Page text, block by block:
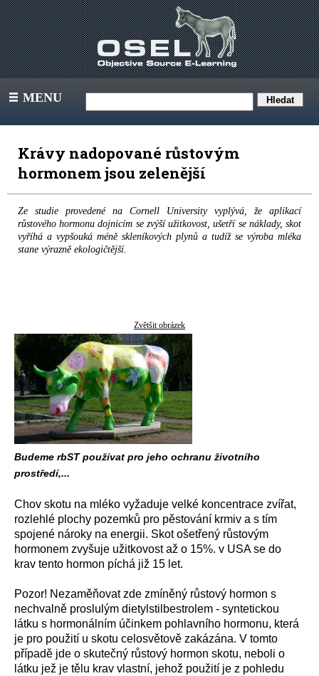
III MENU
Krávy nadopované růstovým
hormonem jsou zelenější
Ze studie provedené na Cornell University vyplývá, že aplikací
růstového hormonu dojnicím se zvýší užitkovost, ušetří se náklady, skot
vyříhá a vypšouká méně skleníkových plynů a tudíž se výroba mléka
stane výrazně ekologičtější.
Zvětšit obrázek
Budeme rbST používat pro jeho ochranu životního
prostředí,...
Chov skotu na mléko vyžaduje velké koncentrace zvířat,
rozlehlé plochy pozemků pro pěstování krmiv a s tím
spojené nároky na energii. Skot ošetřený růstovým
hormonem zvyšuje užitkovost až o 15%. v USA se do
krav tento hormon píchá již 15 let.
Pozor! Nezaměňovat zde zmíněný růstový hormon s
nechvalně proslulým dietylstilbestrolem - syntetickou
látku s hormonálním účinkem pohlavního hormonu, která
je pro použití u skotu celosvětově zakázána. V tomto
případě jde o skutečný růstový hormon skotu, neboli o
látku jež je tělu krav vlastní, jehož použití je z pohledu